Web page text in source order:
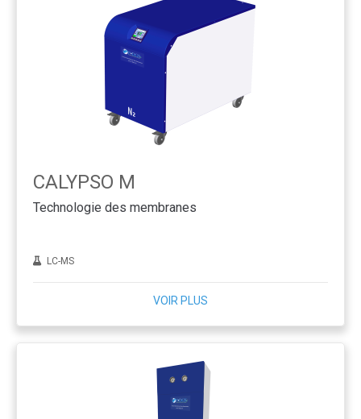
CALYPSO M
Technologie des membranes
LC-MS
VOIR PLUS